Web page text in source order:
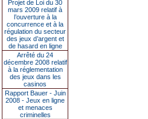
Projet de Loi du 30
mars 2009 relatif à
l’ouverture à la
concurrence et à la
régulation du secteur
des jeux d’argent et
de hasard en ligne
Arrêté du 24
décembre 2008 relatif
à la réglementation
des jeux dans les
casinos
Rapport Bauer - Juin
2008 - Jeux en ligne
et menaces
criminelles